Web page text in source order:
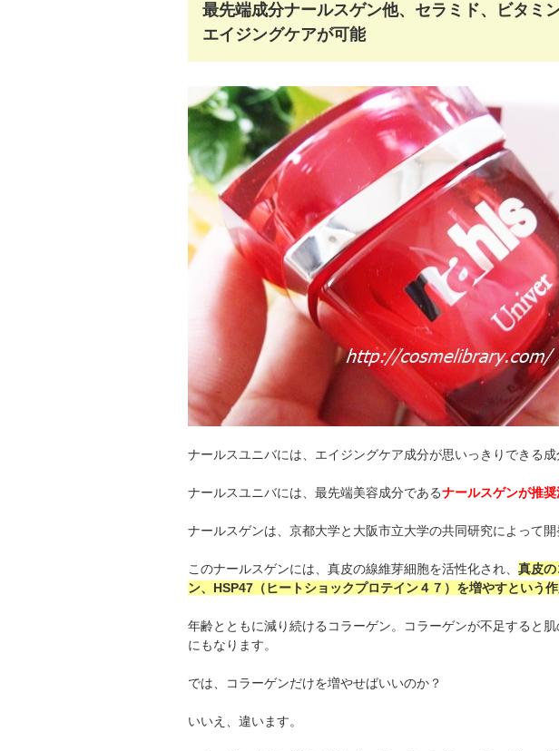
最先端成分ナールスゲン他、セラミド、ビタミ
エイジングケアが可能
ナールスユニバには、エイジングケア成分が思いっきりできる成
ナールスユニバには、最先端美容成分であるナールスゲンが推
ナールスゲンは、京都大学と大阪市立大学の共同研究によって開
このナールスゲンには、真皮の線維芽細胞を活性化され、 真皮
ン、HSP47（ヒートショックプロテイン４７）を増やすという作
年齢とともに減り続けるコラーゲン。コラーゲンが不足すると
にもなります。
では、コラーゲンだけを増やせばいいのか？
いいえ、違います。